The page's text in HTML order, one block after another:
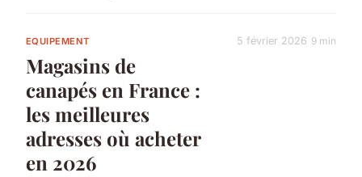
EQUIPEMENT
Magasins de
canapés en France :
les meilleures
adresses où acheter
en 2026
5 février 2026 9 min